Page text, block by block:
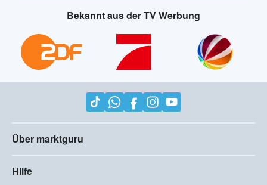
Bekannt aus der TV Werbung
Über marktguru
Hilfe